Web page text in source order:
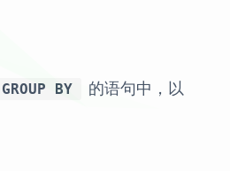
GROUP BY
的语句中，以